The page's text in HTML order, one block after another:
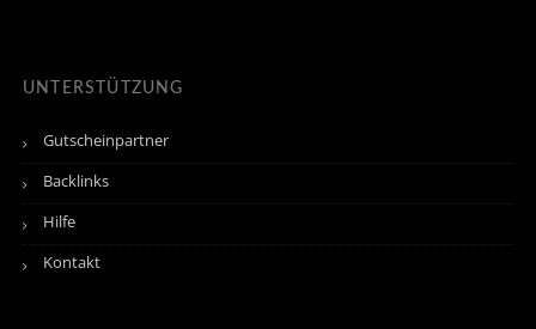
UNTERSTÜTZUNG
Gutscheinpartner
Backlinks
Hilfe
Kontakt